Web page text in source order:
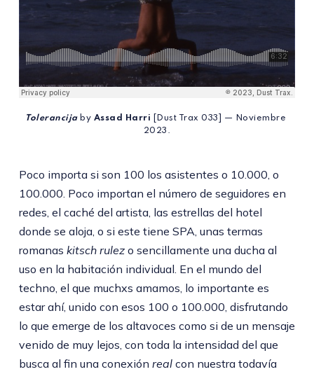
Tolerancija by Assad Harri
[Dust Trax 033] — Noviembre
2023.
Poco importa si son 100 los asistentes o 10.000, o
100.000. Poco importan el número de seguidores en
redes, el caché del artista, las estrellas del hotel
donde se aloja, o si este tiene SPA, unas termas
romanas kitsch rulezo sencillamente una ducha al
uso en la habitación individual. En el mundo del
techno, el que muchxs amamos, lo importante es
estar ahí, unido con esos 100 o 100.000, disfrutando
lo que emerge de los altavoces como si de un mensaje
venido de muy lejos, con toda la intensidad del que
busca al fin una conexión realcon nuestra todavía